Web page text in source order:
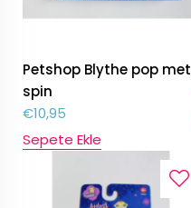
Petshop Blythe pop met
spin
€10,95
Sepete Ekle